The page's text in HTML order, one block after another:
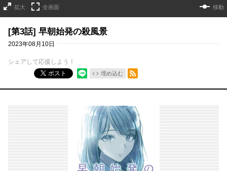
拡大 全画面 移動
[第3話] 早朝始発の殺風景
2023年08月10日
シェアして応援しよう！
ポスト
埋め込む
RSSフィード